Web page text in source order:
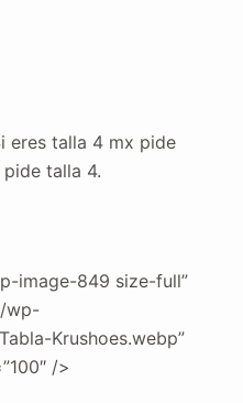
eres talla 4 mx pide
talla 4.
image-849 size-full”
wp-
Krushoes.webp”
/>